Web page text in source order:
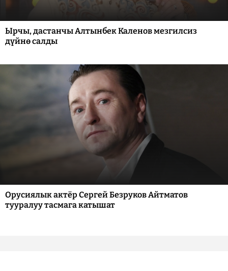
Ырчы, дастанчы Алтынбек Каленов мезгилсиз
дүйнө салды
Орусиялык актёр Сергей Безруков Айтматов
тууралуу тасмага катышат